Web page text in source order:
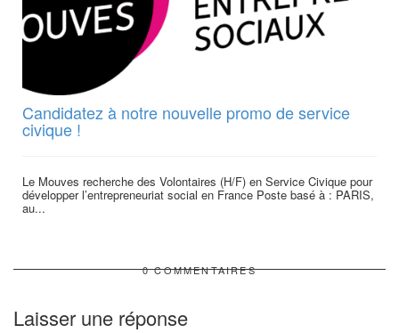
Candidatez à notre nouvelle promo de service
civique !
Le Mouves recherche des Volontaires (H/F) en Service Civique pour
développer l’entrepreneuriat social en France Poste basé à : PARIS,
au...
0 COMMENTAIRES
Laisser une réponse